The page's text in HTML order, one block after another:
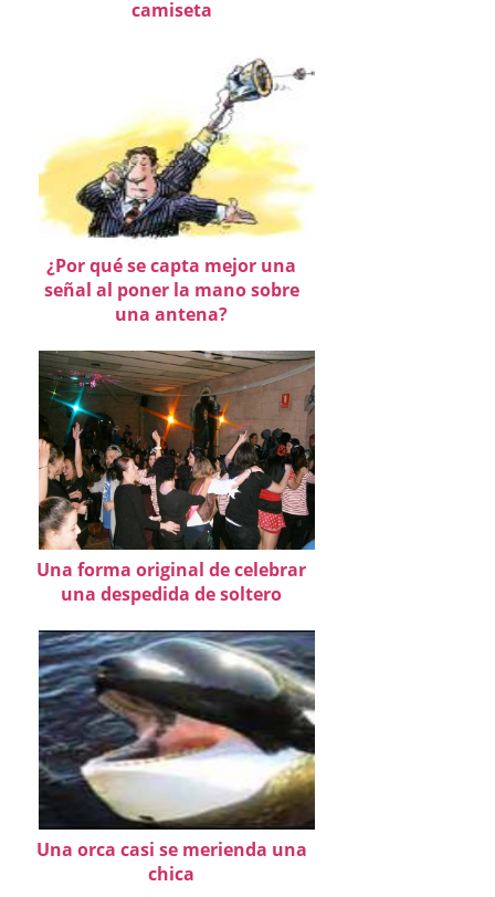
camiseta
¿Por qué se capta mejor una
señal al poner la mano sobre
una antena?
Una forma original de celebrar
una despedida de soltero
Una orca casi se merienda una
chica